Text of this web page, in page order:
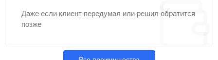
Даже если клиент передумал или решил обратится
позже